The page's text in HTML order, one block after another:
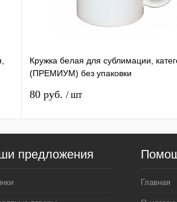
Кружка белая для сублимации,
(ПРЕМИУМ) без упаковки
80 руб. / шт
предложения
Главная